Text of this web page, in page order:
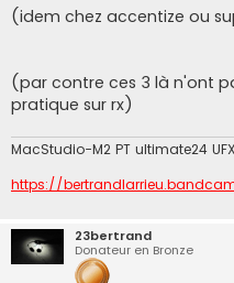
o
n
(idem chez accentize ou
(par contre ces 3 là n'ont
pratique sur rx)
MacStudio-M2 PT ultimate24
https://
23bertrand
Donateur en Bronze